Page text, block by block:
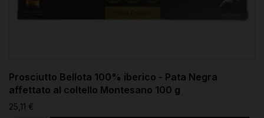
Prosciutto Bellota 100% iberico - Pata Negra
affettato al coltello Montesano 100 g
25,11 €